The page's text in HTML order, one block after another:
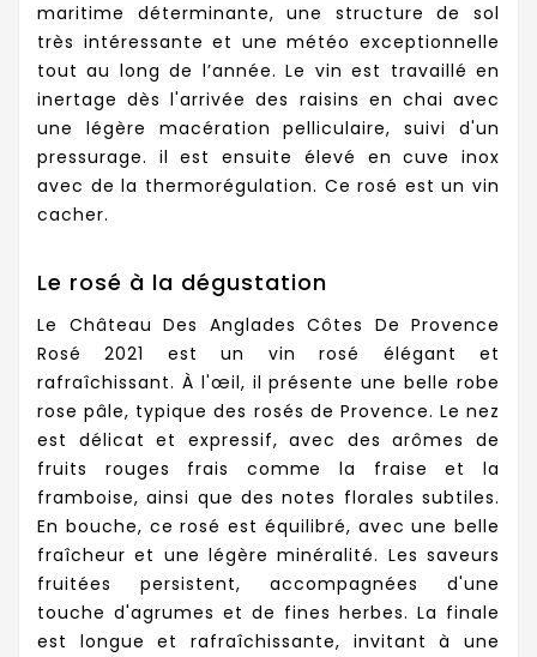
maritime déterminante, une structure de sol
très intéressante et une météo exceptionnelle
tout au long de l’année. Le vin est travaillé en
inertage dès l'arrivée des raisins en chai avec
une légère macération pelliculaire, suivi d'un
pressurage. il est ensuite élevé en cuve inox
avec de la thermorégulation. Ce rosé est un vin
cacher.
Le rosé à la dégustation
Le Château Des Anglades Côtes De Provence
Rosé 2021 est un vin rosé élégant et
rafraîchissant. À l'œil, il présente une belle robe
rose pâle, typique des rosés de Provence. Le nez
est délicat et expressif, avec des arômes de
fruits rouges frais comme la fraise et la
framboise, ainsi que des notes florales subtiles.
En bouche, ce rosé est équilibré, avec une belle
fraîcheur et une légère minéralité. Les saveurs
fruitées persistent, accompagnées d'une
touche d'agrumes et de fines herbes. La finale
est longue et rafraîchissante, invitant à une